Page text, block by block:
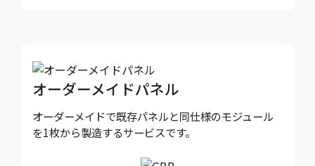
オーダーメイドパネル
オーダーメイドで既存パネルと同仕様のモジュール
を1枚から製造するサービスです。